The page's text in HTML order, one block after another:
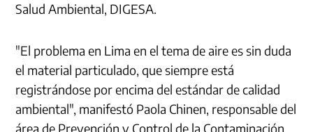
Salud Ambiental, DIGESA.
"El problema en Lima en el tema de aire es sin duda
el material particulado, que siempre está
registrándose por encima del estándar de calidad
ambiental", manifestó Paola Chinen, responsable del
área de Prevención y Control de la Contaminación